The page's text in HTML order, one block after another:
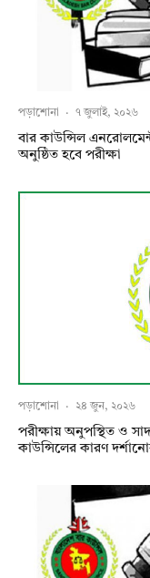
পড়াশোনা · ৭ জুলাই, ২০২৬
বার কাউন্সিল
অনুষ্ঠিত হবে পরীক্ষা
পড়াশোনা · ২৪ জুন, ২০২৬
পরীক্ষায় অনুপস্থিত ও
কাউন্সিলের কারণ